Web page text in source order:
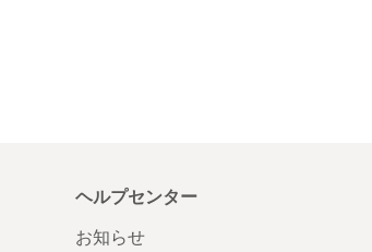
ヘルプセンター
お知らせ